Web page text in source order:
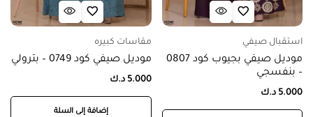
استقبال صيفي
موديل صيفي بجيوب كود 0807
– بنفسجي
5.000 د.ك
مقاسات كبيره
موديل صيفي كود 0749 – بترولي
5.000 د.ك
إضافة إلى السلة